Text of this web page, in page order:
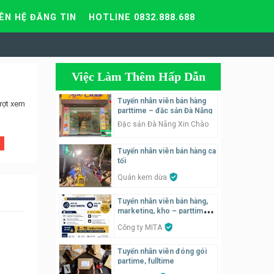
HỆ ĐĂNG TIN HOTLINE 0832.888.688
xem
Việc Làm Thêm Hấp Dẫn
Tuyển nhân viên bán hàng
parttime – đặc sản Đà Nẵng
Đặc sản Đà Nẵng Xin Chào
Tuyển nhân viên bán hàng ca
tối
Quán kem dừa
Tuyển nhân viên bán hàng,
marketing, kho – parttime,
Công ty MITA
Tuyển nhân viên đóng gói
partime, fulltime